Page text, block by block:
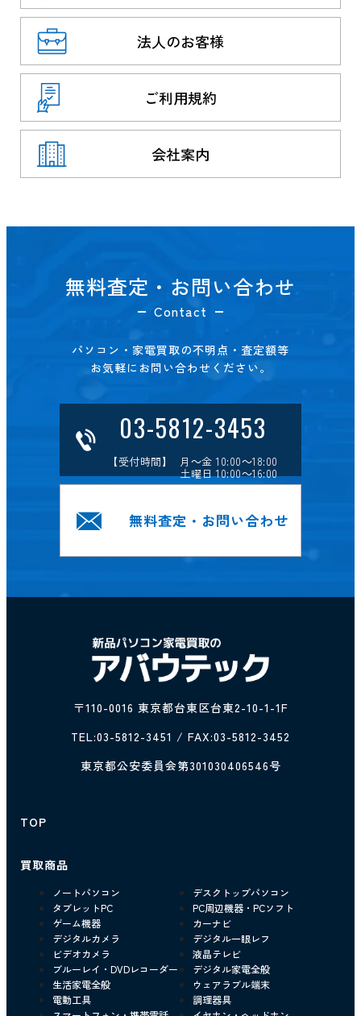
法人のお客様
ご利用規約
会社案内
無料査定・お問い合わせ
Contact
パソコン・家電買取の不明点・査定額等
お気軽にお問い合わせください。
03-5812-3453
【受付時間】 月～金 10:00～18:00
土曜日 10:00～16:00
無料査定・お問い合わせ
〒110-0016 東京都台東区台東2-10-1-1F
TEL:03-5812-3451 / FAX:03-5812-3452
東京都公安委員会第301030406546号
TOP
買取商品
ノートパソコン
デスクトップパソコン
タブレットPC
PC周辺機器・PCソフト
ゲーム機器
カーナビ
デジタルカメラ
デジタル一眼レフ
ビデオカメラ
液晶テレビ
ブルーレイ・DVDレコーダー
デジタル家電全般
生活家電全般
ウェアラブル端末
電動工具
調理器具